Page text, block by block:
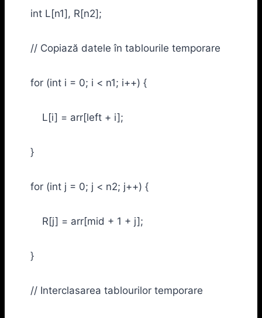
int L[n1], R[n2];
// Copiază datele în tablourile temporare
for (int i = 0; i < n1; i++) {
L[i] = arr[left + i];
}
for (int j = 0; j < n2; j++) {
R[j] = arr[mid + 1 + j];
}
// Interclasarea tablourilor temporare